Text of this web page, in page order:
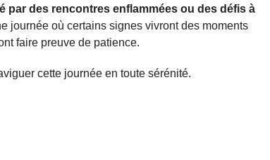
par des rencontres enflammées ou des défis à
journée où certains signes vivront des moments
faire preuve de patience.
cette journée en toute sérénité.